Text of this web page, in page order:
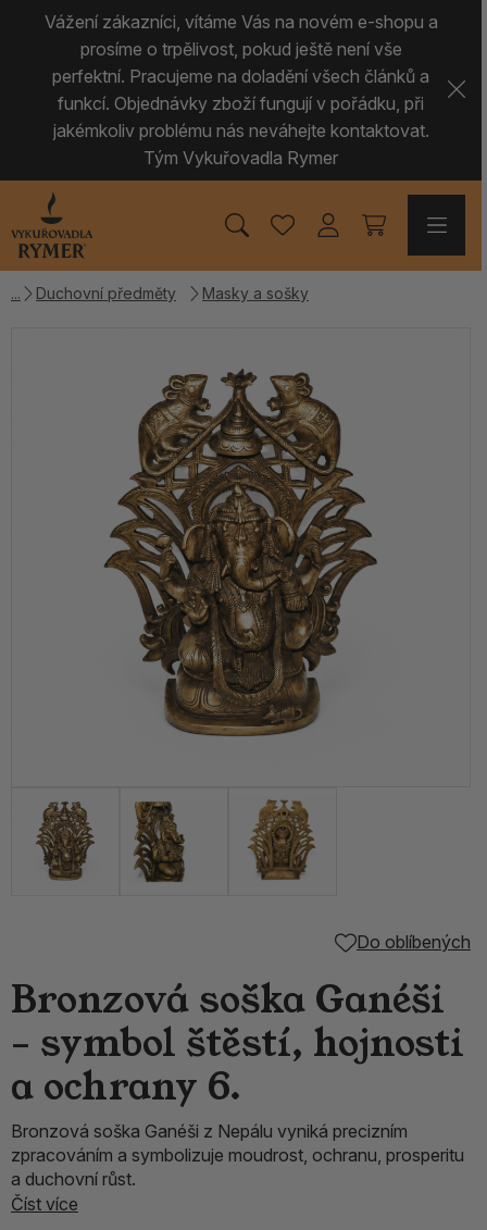
Vážení zákazníci, vítáme Vás na novém e-shopu a
prosíme o trpělivost, pokud ještě není vše
perfektní. Pracujeme na doladění všech článků a
funkcí. Objednávky zboží fungují v pořádku, při
jakémkoliv problému nás neváhejte kontaktovat.
Tým Vykuřovadla Rymer
Duchovní předměty Masky a sošky
Do oblíbených
Bronzová soška Ganéši
– symbol štěstí, hojnosti
a ochrany 6.
Bronzová soška Ganéši z Nepálu vyniká precizním
zpracováním a symbolizuje moudrost, ochranu, prosperitu
a duchovní růst.
Číst více